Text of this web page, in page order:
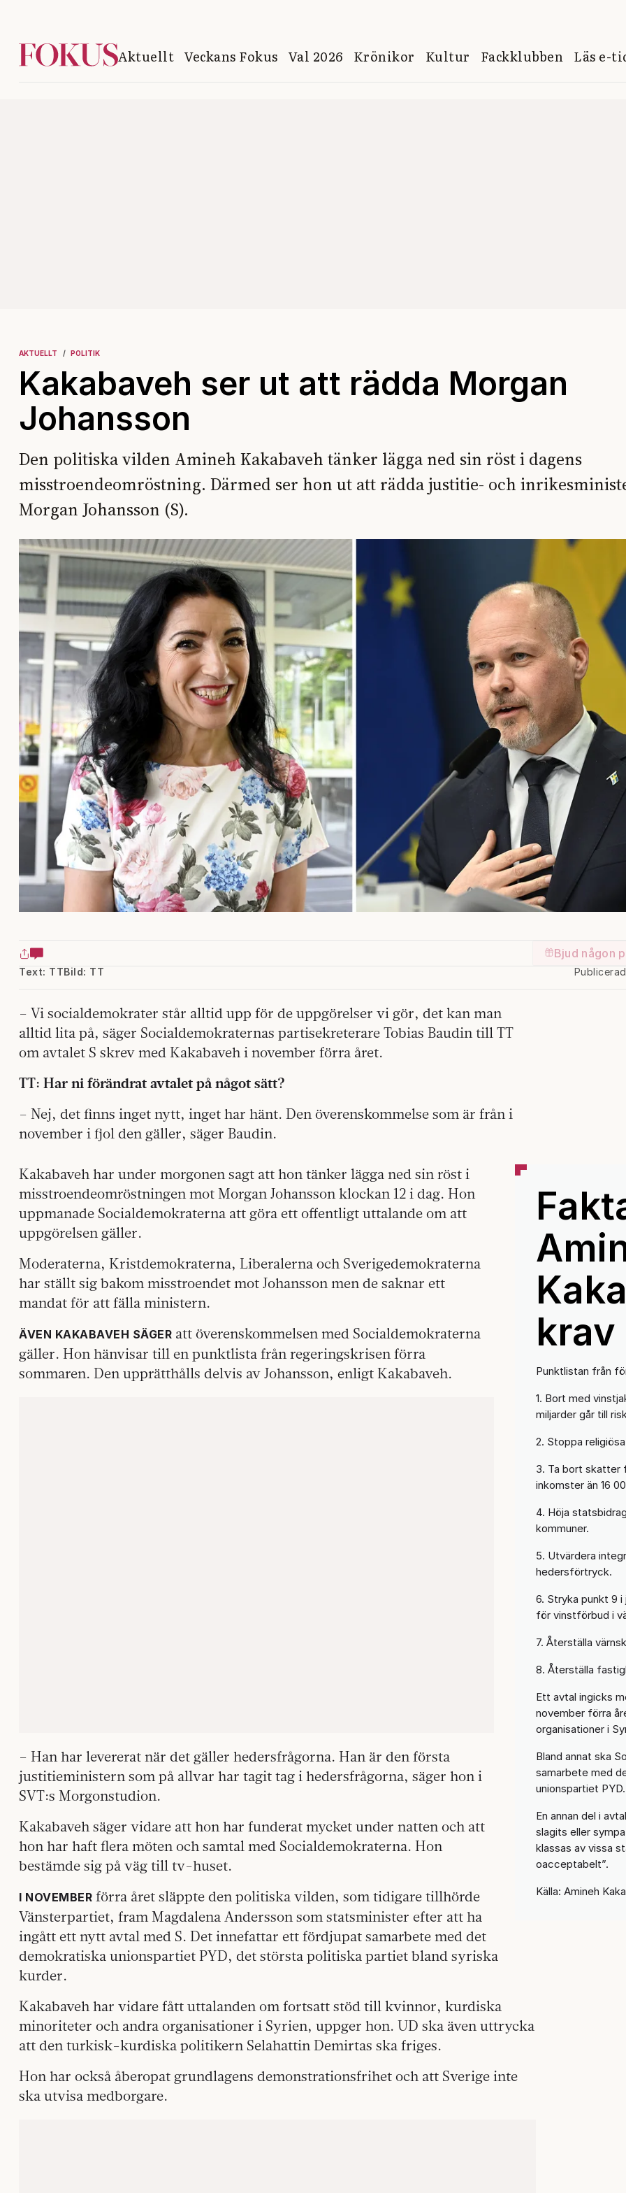
Aktuellt Veckans Fokus Val 2026 Krönikor Kultur Fackklubben Läs e-
AKTUELLT POLITIK
Kakabaveh ser ut att rädda Morgan
Johansson
Den politiska vilden Amineh Kakabaveh tänker lägga ned sin röst i dagens
misstroendeomröstning. Därmed ser hon ut att rädda justitie- och
Morgan Johansson (S).
Bjud någon
Text: TTBild: TT
– Vi socialdemokrater står alltid upp för de uppgörelser vi gör, det kan man
alltid lita på, säger Socialdemokraternas partisekreterare Tobias Baudin till TT
om avtalet S skrev med Kakabaveh i november förra året.
TT: Har ni förändrat avtalet på något sätt?
– Nej, det finns inget nytt, inget har hänt. Den överenskommelse som är från i
november i fjol den gäller, säger Baudin.
krav
Punktlistan från
1. Bort med
miljarder går till
2. Stoppa
3. Ta bort skatter
inkomster än 16
4. Höja
kommuner.
5. Utvärdera
hedersförtryck.
6. Stryka punkt 9
för vinstförbud i
7. Återställa
8. Återställa
Ett avtal ingicks
november förra
organisationer i
Bland annat ska
samarbete med
unionspartiet PYD.
En annan del i
slagits eller
klassas av vissa
oacceptabelt”.
Källa: Amineh
Kakabaveh har under morgonen sagt att hon tänker lägga ned sin röst i
misstroendeomröstningen mot Morgan Johansson klockan 12 i dag. Hon
uppmanade Socialdemokraterna att göra ett offentligt uttalande om att
uppgörelsen gäller.
Moderaterna, Kristdemokraterna, Liberalerna och Sverigedemokraterna
har ställt sig bakom misstroendet mot Johansson men de saknar ett
mandat för att fälla ministern.
ÄVEN KAKABAVEH SÄGER att överenskommelsen med Socialdemokraterna
gäller. Hon hänvisar till en punktlista från regeringskrisen förra
sommaren. Den upprätthålls delvis av Johansson, enligt Kakabaveh.
– Han har levererat när det gäller hedersfrågorna. Han är den första
justitieministern som på allvar har tagit tag i hedersfrågorna, säger hon i
SVT:s Morgonstudion.
Kakabaveh säger vidare att hon har funderat mycket under natten och att
hon har haft flera möten och samtal med Socialdemokraterna. Hon
bestämde sig på väg till tv-huset.
I NOVEMBER förra året släppte den politiska vilden, som tidigare tillhörde
Vänsterpartiet, fram Magdalena Andersson som statsminister efter att ha
ingått ett nytt avtal med S. Det innefattar ett fördjupat samarbete med det
demokratiska unionspartiet PYD, det största politiska partiet bland syriska
kurder.
Kakabaveh har vidare fått uttalanden om fortsatt stöd till kvinnor, kurdiska
minoriteter och andra organisationer i Syrien, uppger hon. UD ska även uttrycka
att den turkisk-kurdiska politikern Selahattin Demirtas ska friges.
Hon har också åberopat grundlagens demonstrationsfrihet och att Sverige inte
ska utvisa medborgare.